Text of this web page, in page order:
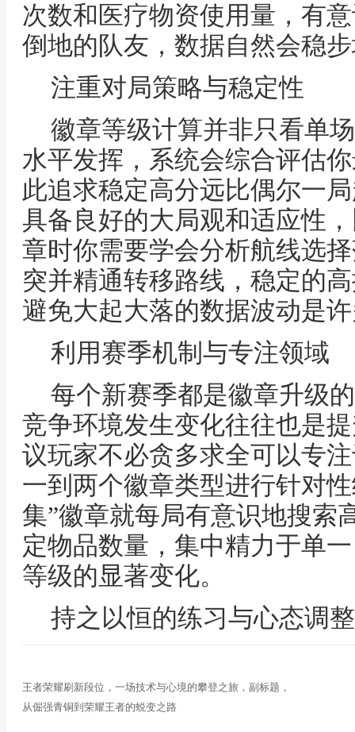
次数和医疗物资使用量，有
倒地的队友，数据自然会稳
注重对局策略与稳定性
徽章等级计算并非只看单
水平发挥，系统会综合评估
此追求稳定高分远比偶尔一
具备良好的大局观和适应性
章时你需要学会分析航线选
突并精通转移路线，稳定的
避免大起大落的数据波动是
利用赛季机制与专注领域
每个新赛季都是徽章升级
竞争环境发生变化往往也是
议玩家不必贪多求全可以专
一到两个徽章类型进行针对
集”徽章就每局有意识地搜索
定物品数量，集中精力于单
等级的显著变化。
持之以恒的练习与心态调整
王者荣耀刷新段位，一场技术与心境的攀登之旅，副标题，
从倔强青铜到荣耀王者的蜕变之路